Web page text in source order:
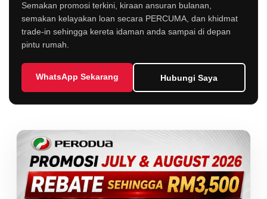
Semakan promosi terkini, kiraan ansuran bulanan,
semakan kelayakan loan secara PERCUMA, dan khidmat
trade-in sehingga kereta idaman anda sampai di depan
pintu rumah.
WhatsApp Sekarang Hubungi Saya